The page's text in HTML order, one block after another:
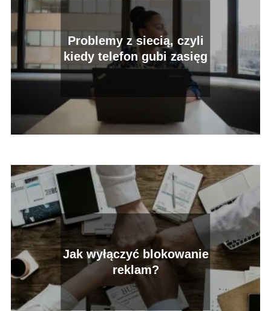
Problemy z siecią, czyli
kiedy telefon gubi zasięg
Jak wyłączyć blokowanie
reklam?